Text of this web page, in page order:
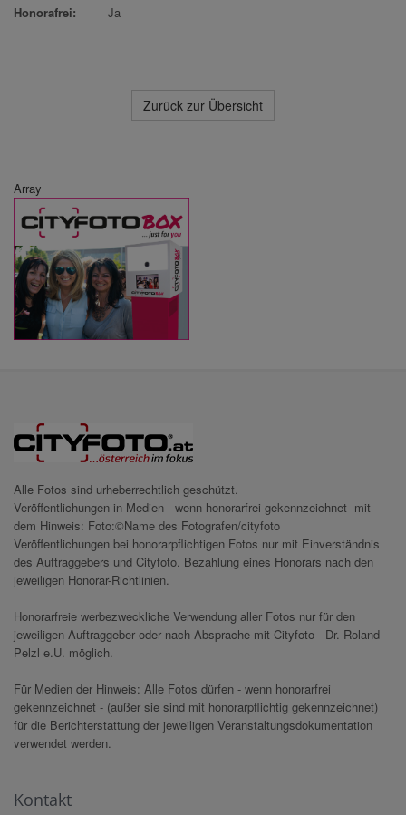
Honorafrei:
Ja
Zurück zur Übersicht
Array
Alle Fotos sind urheberrechtlich geschützt.
Veröffentlichungen in Medien - wenn honorarfrei gekennzeichnet- mit
dem Hinweis: Foto:©Name des Fotografen/cityfoto
Veröffentlichungen bei honorarpflichtigen Fotos nur mit Einverständnis
des Auftraggebers und Cityfoto. Bezahlung eines Honorars nach den
jeweiligen Honorar-Richtlinien.
Honorarfreie werbezweckliche Verwendung aller Fotos nur für den
jeweiligen Auftraggeber oder nach Absprache mit Cityfoto - Dr. Roland
Pelzl e.U. möglich.
Für Medien der Hinweis: Alle Fotos dürfen - wenn honorarfrei
gekennzeichnet - (außer sie sind mit honorarpflichtig gekennzeichnet)
für die Berichterstattung der jeweiligen Veranstaltungsdokumentation
verwendet werden.
Kontakt